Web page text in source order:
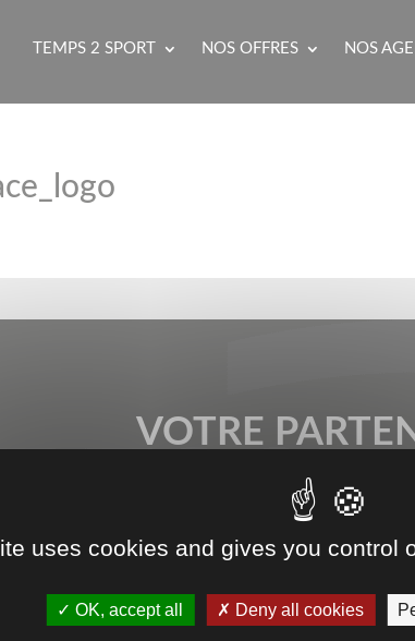
TEMPS 2 SPORT NOS OFFRES NOS
VOTRE
SPORT &
Votre Adresse Mail*
uses cookies and gives you control
OK, accept all Deny all cookies